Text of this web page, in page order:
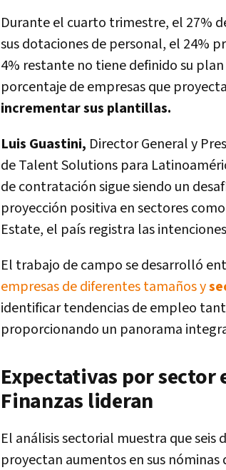
Durante el cuarto trimestre, el 27%
sus dotaciones de personal, el 24%
4% restante no tiene definido su
porcentaje de empresas que
incrementar sus plantillas.
Luis Guastini, Director General y
de Talent Solutions para
de contratación sigue siendo un
proyección positiva en sectores
Estate, el país registra las
El trabajo de campo se desarrolló
empresas de diferentes tamaños y
identificar tendencias de empleo
proporcionando un panorama
Expectativas por sector
Finanzas lideran
El análisis sectorial muestra que seis
proyectan aumentos en sus